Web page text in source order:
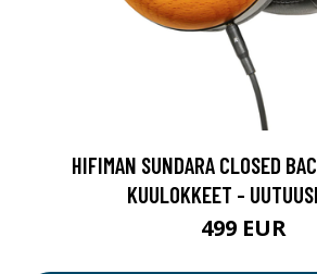
HIFIMAN SUNDARA CLOSED
KUULOKKEET -
499 EUR